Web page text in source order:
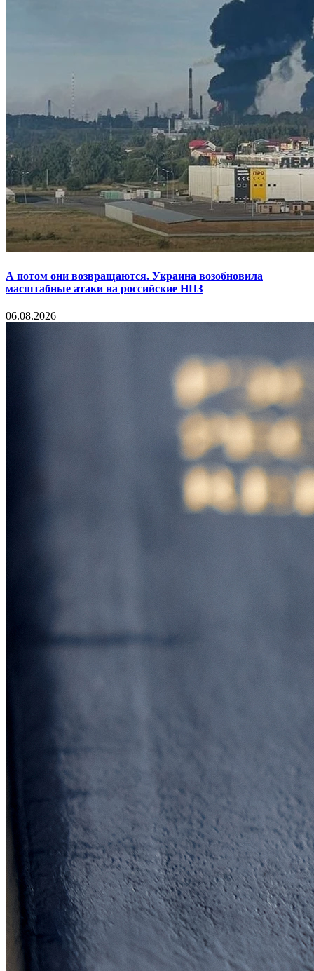
А потом они возвращаются. Украина возобновила
масштабные атаки на российские НПЗ
06.08.2026